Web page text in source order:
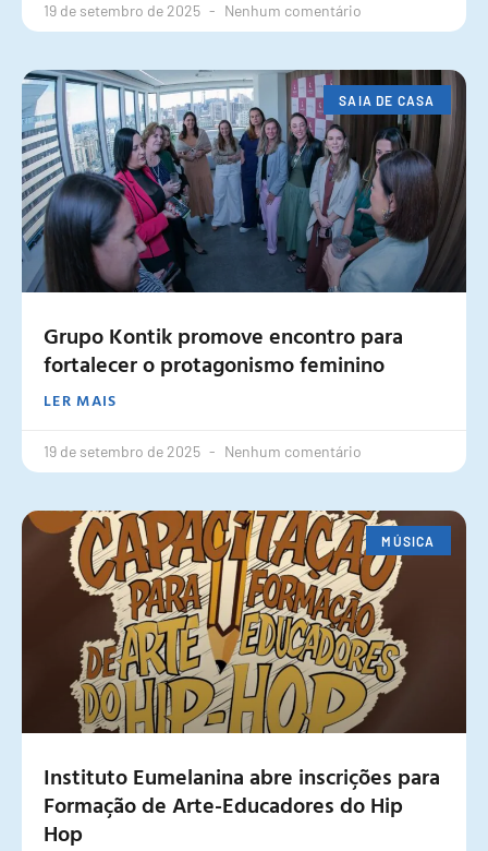
19 de setembro de 2025 Nenhum comentário
SAIA DE CASA
Grupo Kontik promove encontro para
fortalecer o protagonismo feminino
LER MAIS
19 de setembro de 2025 Nenhum comentário
MÚSICA
Instituto Eumelanina abre inscrições para
Formação de Arte-Educadores do Hip
Hop